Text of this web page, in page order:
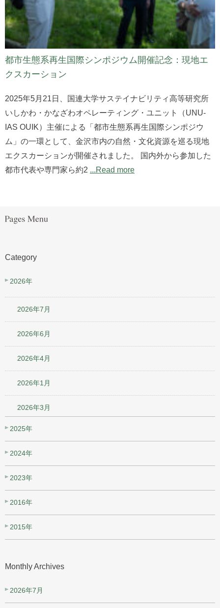
都市生態系再生国際シンポジウム開催記念：現地エ
クスカーション
2025年5月21日、国連大学サステイナビリティ高等研究所
いしかわ・かなざわオペレーティング・ユニット（UNU-
IAS OUIK）主催による「都市生態系再生国際シンポジウ
ム」の一環として、金沢市内の自然・文化資源を巡る現地
エクスカーションが開催されました。 国内外から参加した
都市代表や専門家ら約2 ...Read more
Category
2026年
2026年7月
2026年6月
2026年4月
2026年1月
2026年3月
2025年
2024年
2023年
2016年
2015年
Monthly Archives
2026年7月